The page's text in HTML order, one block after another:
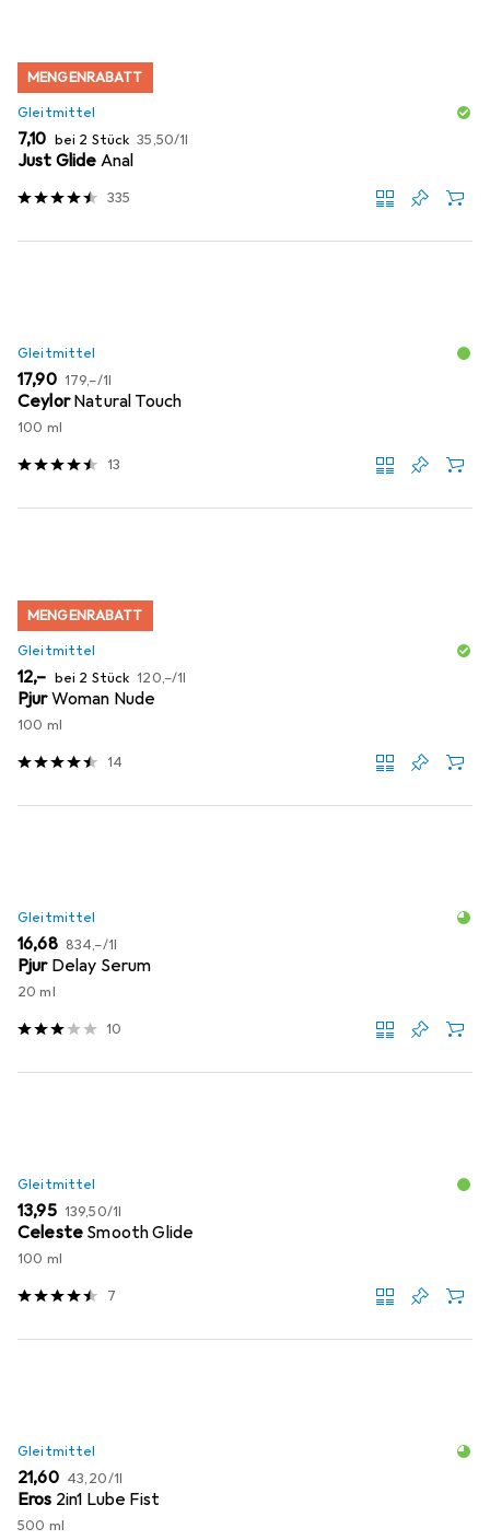
MENGENRABATT
Gleitmittel
EUR
7,10 bei 2 Stück EUR
35,50/1l
Just Glide Anal
335
Gleitmittel
EUR
17,90 EUR
179,–/1l
Ceylor Natural Touch
100 ml
13
MENGENRABATT
Gleitmittel
EUR
12,– bei 2 Stück EUR
120,–/1l
PjurWoman Nude
100 ml
14
Gleitmittel
EUR
16,68 EUR
834,–/1l
Pjur Delay Serum
20 ml
10
Gleitmittel
EUR
13,95 EUR
139,50/1l
Celeste Smooth Glide
100 ml
7
Gleitmittel
EUR
21,60 EUR
43,20/1l
Eros 2in1 Lube Fist
500 ml